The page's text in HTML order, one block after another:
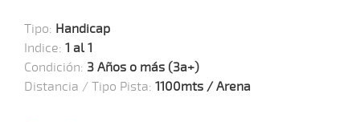
Tipo: Handicap
Indice: 1 al 1
Condición: 3 Años o más (3a+)
Distancia / Tipo Pista: 1100mts / Arena